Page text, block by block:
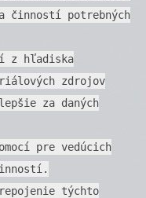
potrebných
z hľadiska
zdrojov
za daných
pre vedúcich
týchto